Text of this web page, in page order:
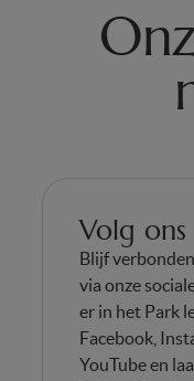
Volg
Blijf
via onze
er in het Park
Facebook,
YouTube en